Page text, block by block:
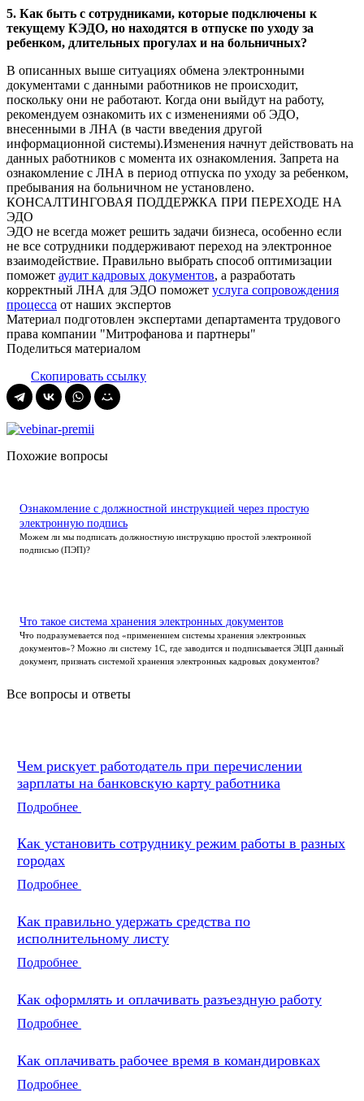
5. Как быть с сотрудниками, которые подключены к
текущему КЭДО, но находятся в отпуске по уходу за
ребенком, длительных прогулах и на больничных?
В описанных выше ситуациях обмена электронными
документами с данными работников не происходит,
поскольку они не работают. Когда они выйдут на работу,
рекомендуем ознакомить их с изменениями об ЭДО,
внесенными в ЛНА (в части введения другой
информационной системы).Изменения начнут действовать на
данных работников с момента их ознакомления. Запрета на
ознакомление с ЛНА в период отпуска по уходу за ребенком,
пребывания на больничном не установлено.
КОНСАЛТИНГОВАЯ ПОДДЕРЖКА ПРИ ПЕРЕХОДЕ НА
ЭДО
ЭДО не всегда может решить задачи бизнеса, особенно если
не все сотрудники поддерживают переход на электронное
взаимодействие. Правильно выбрать способ оптимизации
поможет аудит кадровых документов, а разработать
корректный ЛНА для ЭДО поможет услуга сопровождения
процесса от наших экспертов
Материал подготовлен экспертами департамента трудового
права компании "Митрофанова и партнеры"
Поделиться материалом
Скопировать ссылку
Похожие вопросы
Ознакомление с должностной инструкцией через простую
электронную подпись
Можем ли мы подписать должностную инструкцию простой электронной
подписью (ПЭП)?
Что такое система хранения электронных документов
Что подразумевается под «применением системы хранения электронных
документов»? Можно ли систему 1С, где заводится и подписывается ЭЦП данный
документ, признать системой хранения электронных кадровых документов?
Все вопросы и ответы
Чем рискует работодатель при перечислении
зарплаты на банковскую карту работника
Подробнее
Как установить сотруднику режим работы в разных
городах
Подробнее
Как правильно удержать средства по
исполнительному листу
Подробнее
Как оформлять и оплачивать разъездную работу
Подробнее
Как оплачивать рабочее время в командировках
Подробнее